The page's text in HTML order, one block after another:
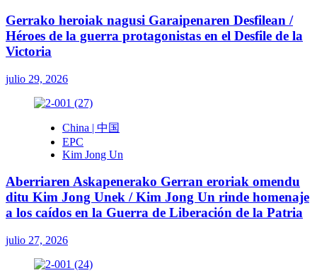
Gerrako heroiak nagusi Garaipenaren Desfilean /
Héroes de la guerra protagonistas en el Desfile de la
Victoria
julio 29, 2026
China | 中国
EPC
Kim Jong Un
Aberriaren Askapenerako Gerran eroriak omendu
ditu Kim Jong Unek / Kim Jong Un rinde homenaje
a los caídos en la Guerra de Liberación de la Patria
julio 27, 2026